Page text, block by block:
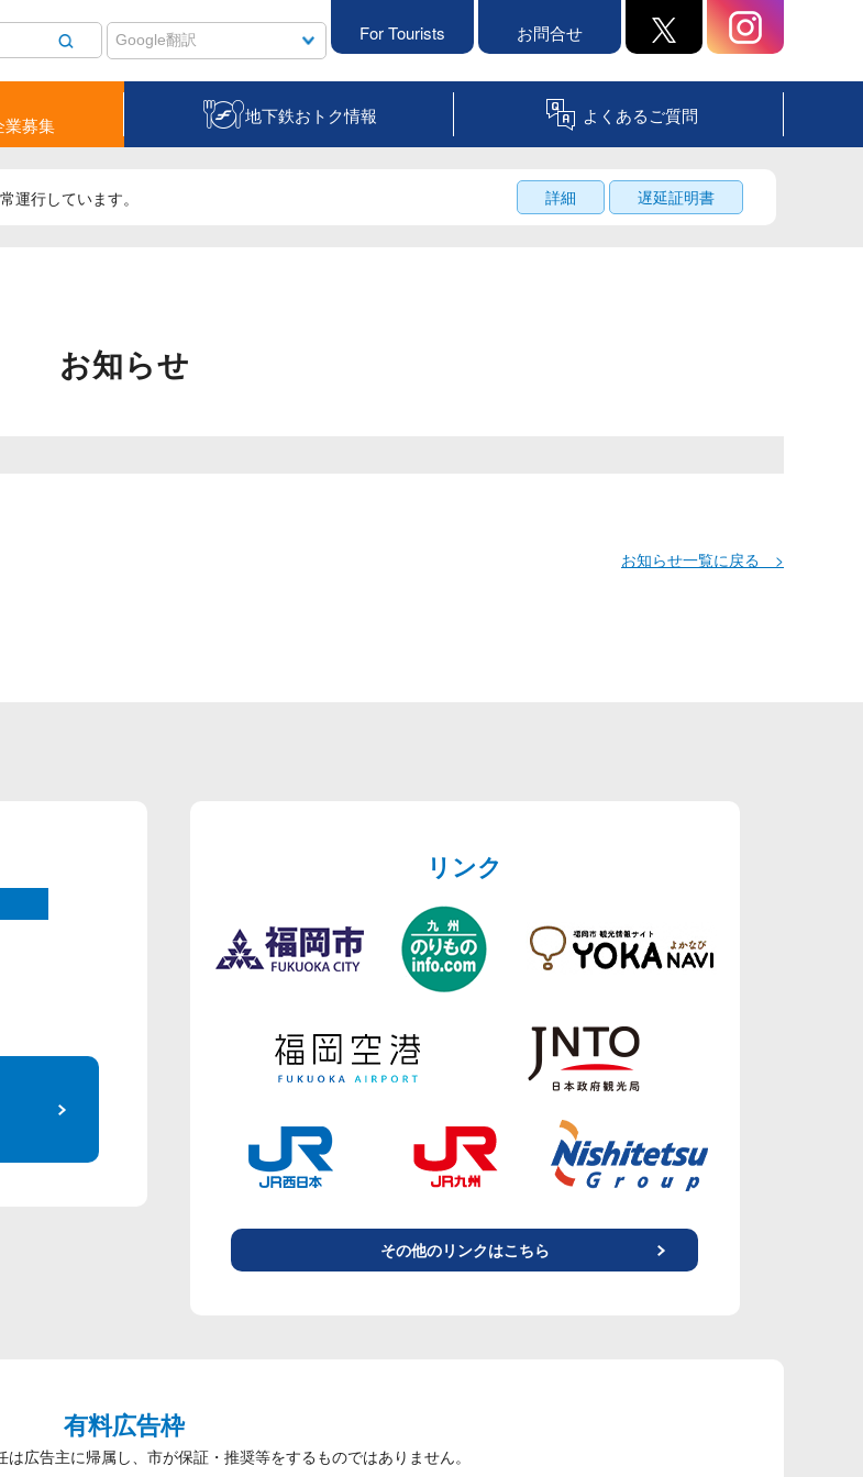
For Tourists お問合せ
業募集
地下鉄おトク情報 よくあるご質問
運行しています。 詳細 遅延証明書
お知らせ
お知らせ一覧に戻る >
リンク
その他のリンクはこちら
有料広告枠
広告主に帰属し、市が保証・推奨等をするものではありません。